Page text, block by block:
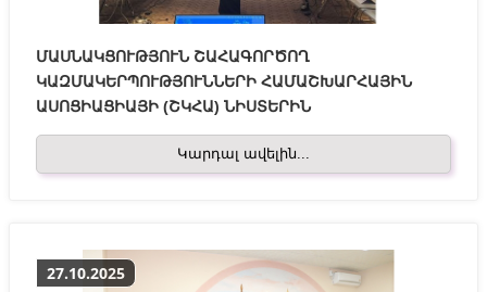
ՄԱՍՆԱԿՑՈՒԹՅՈՒՆ ՇԱՀԱԳՈՐԾՈՂ
ԿԱԶՄԱԿԵՐՊՈՒԹՅՈՒՆՆԵՐԻ ՀԱՄԱՇԽԱՐՀԱՅԻՆ
ԱՍՈՑԻԱՑԻԱՅԻ (ՇԿՀԱ) ՆԻՍՏԵՐԻՆ
Կարդալ ավելին...
27.10.2025